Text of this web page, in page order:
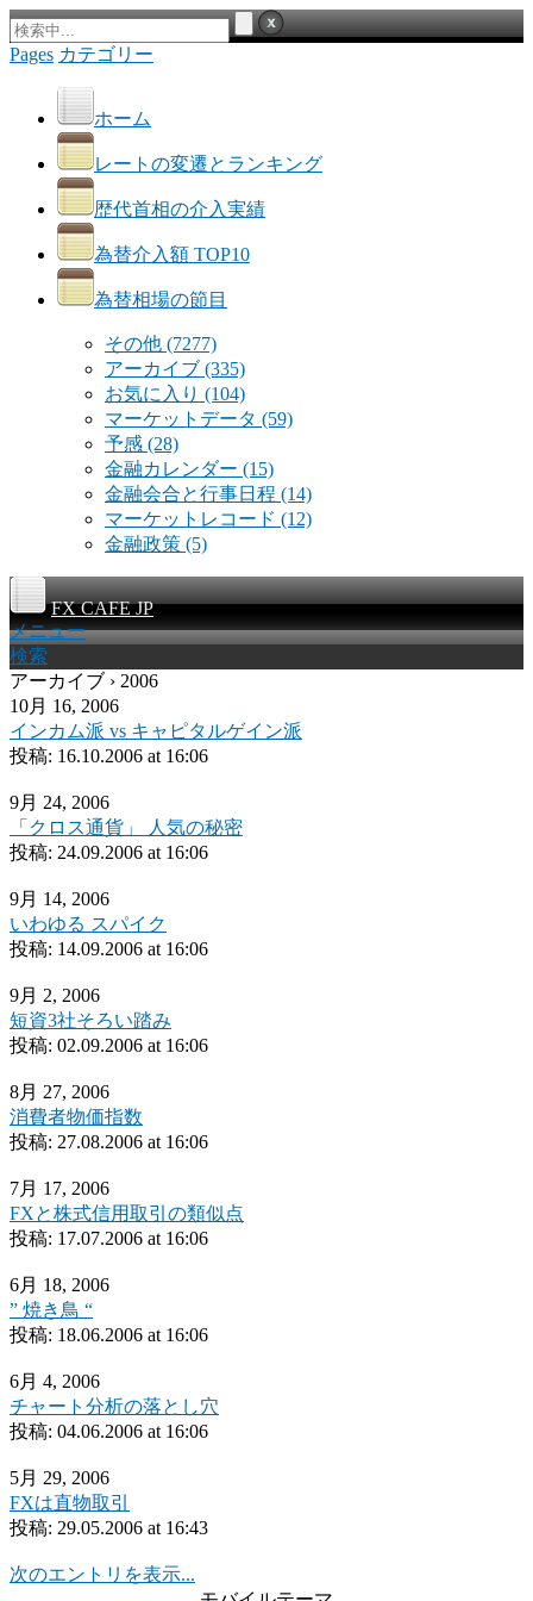
Pages カテゴリー
ホーム
レートの変遷とランキング
歴代首相の介入実績
為替介入額 TOP10
為替相場の節目
その他 (7277)
アーカイブ (335)
お気に入り (104)
マーケットデータ (59)
予感 (28)
金融カレンダー (15)
金融会合と行事日程 (14)
マーケットレコード (12)
金融政策 (5)
FX CAFE JP
メニュー
検索
アーカイブ › 2006
10月 16, 2006
インカム派 vs キャピタルゲイン派
投稿: 16.10.2006 at 16:06
9月 24, 2006
「クロス通貨」 人気の秘密
投稿: 24.09.2006 at 16:06
9月 14, 2006
いわゆる スパイク
投稿: 14.09.2006 at 16:06
9月 2, 2006
短資3社そろい踏み
投稿: 02.09.2006 at 16:06
8月 27, 2006
消費者物価指数
投稿: 27.08.2006 at 16:06
7月 17, 2006
FXと株式信用取引の類似点
投稿: 17.07.2006 at 16:06
6月 18, 2006
” 焼き鳥 “
投稿: 18.06.2006 at 16:06
6月 4, 2006
チャート分析の落とし穴
投稿: 04.06.2006 at 16:06
5月 29, 2006
FXは直物取引
投稿: 29.05.2006 at 16:43
次のエントリを表示...